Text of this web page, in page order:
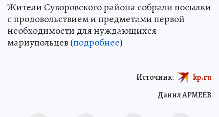
Жители Суворовского района собрали посылки
с продовольствием и предметами первой
необходимости для нуждающихся
мариупольцев (подробнее)
Данил АРМЕЕВ
Источник: kp.ru